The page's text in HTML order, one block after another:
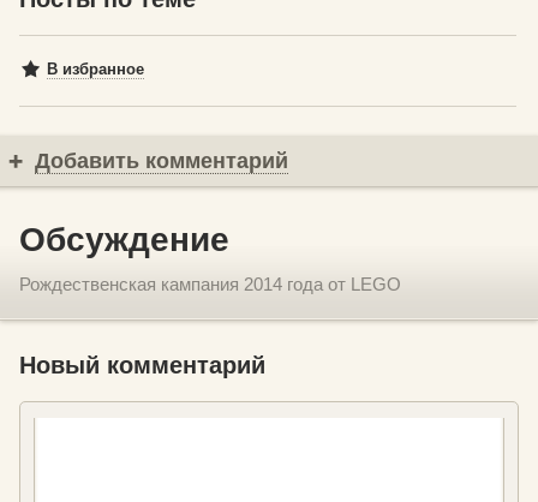
В избранное
Добавить комментарий
Обсуждение
Рождественская кампания 2014 года от LEGO
Новый комментарий